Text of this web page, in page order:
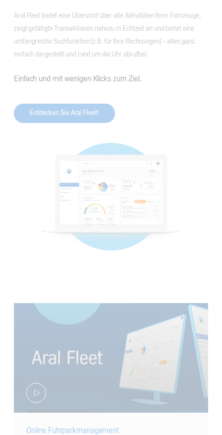
Aral Fleet bietet eine Übersicht über alle Aktivitäten Ihrer Fahrzeuge,
zeigt getätigte Transaktionen nahezu in Echtzeit an und bietet eine
umfangreiche Suchfunktion (z.B. für Ihre Rechnungen) - alles ganz
einfach dargestellt und rund um die Uhr abrufbar.
Einfach und mit wenigen Klicks zum Ziel.
Entdecken Sie Aral Fleet!
Online Fuhrparkmanagement